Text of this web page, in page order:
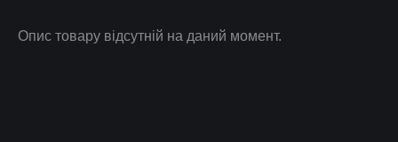
Опис товару відсутній на даний момент.